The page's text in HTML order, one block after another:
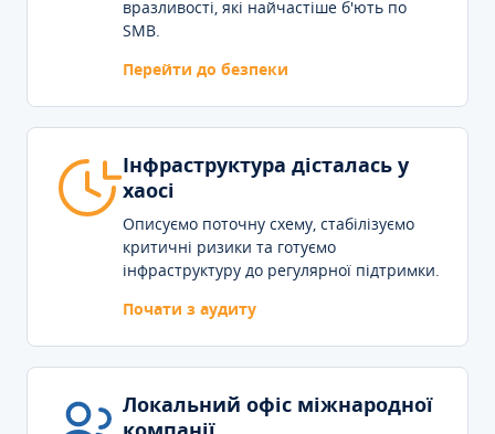
вразливості, які найчастіше б'ють по
SMB.
Перейти до безпеки
Інфраструктура дісталась у
хаосі
Описуємо поточну схему, стабілізуємо
критичні ризики та готуємо
інфраструктуру до регулярної підтримки.
Почати з аудиту
Локальний офіс міжнародної